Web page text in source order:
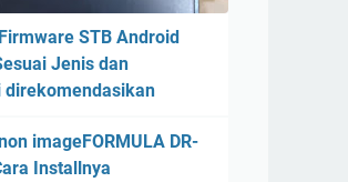
STB Android
Jenis dan
direkomendasikan
imageFORMULA DR-
Installnya